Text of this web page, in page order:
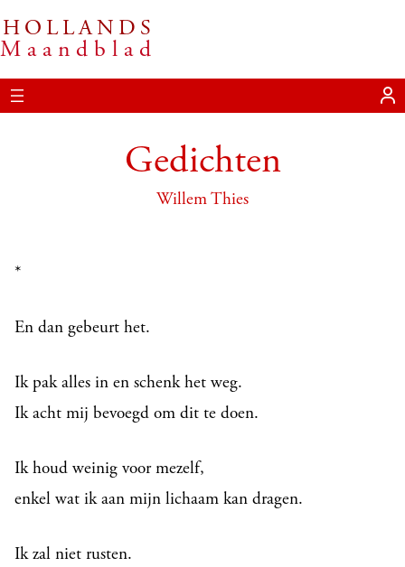
Ga
naar
de
inhoud
HOLLANDS
Maandblad
Gedichten
Willem Thies
*
En dan gebeurt het.
Ik pak alles in en schenk het weg.
Ik acht mij bevoegd om dit te doen.
Ik houd weinig voor mezelf,
enkel wat ik aan mijn lichaam kan dragen.
Ik zal niet rusten.